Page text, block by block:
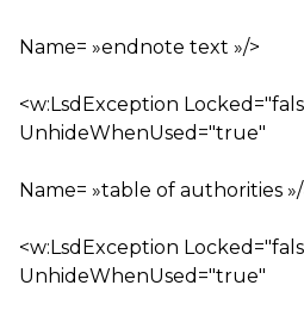
Name= »endnote text »/>
<w:LsdException
UnhideWhenUsed="true"
Name= »table of authorities »/
<w:LsdException
UnhideWhenUsed="true"